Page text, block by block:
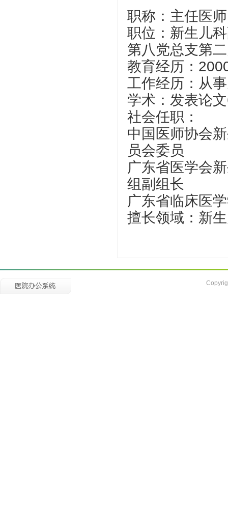
职称：主任医师
职位：新生儿
第八党总支第
教育经历：
工作经历：从
学术：发表论
社会任职：
中国医师协会
员会委员
广东省医学会
组副组长
广东省临床医
擅长领域：新